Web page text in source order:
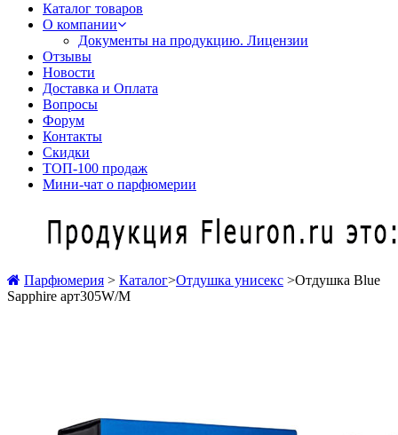
Каталог товаров
О компании
Документы на продукцию. Лицензии
Отзывы
Новости
Доставка и Оплата
Вопросы
Форум
Контакты
Скидки
ТОП-100 продаж
Мини-чат о парфюмерии
Парфюмерия > Каталог>Отдушка унисекс >Отдушка Blue
Sapphire арт305W/M